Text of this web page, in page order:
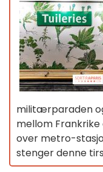
militærparaden
mellom Frankrike
over metro-
stenger denne